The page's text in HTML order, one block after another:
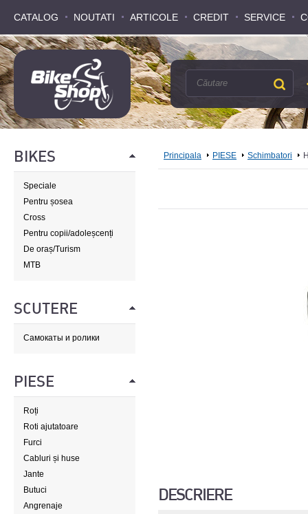
CATALOG NOUTATI ARTICOLE CREDIT SERVICE
CATALOG NOUTATI ARTICOLE CREDIT SERVICE
BIKES
Speciale
Pentru șosea
Cross
Pentru copii/adoleșcenți
De oraș/Turism
MTB
SCUTERE
Самокаты и ролики
PIESE
Roți
Roti ajutatoare
Furci
Cabluri și huse
Jante
Butuci
Angrenaje
Principala PIESE Schimbatori
DESCRIERE